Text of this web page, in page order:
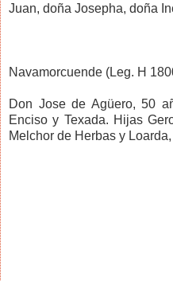
Juan, doña Josepha, doña
Navamorcuende (Leg. H
Don Jose de Agüero, 50
Enciso y Texada. Hijas
Melchor de Herbas y